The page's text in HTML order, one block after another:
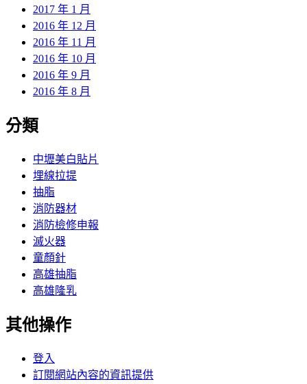
2017 年 1 月
2016 年 12 月
2016 年 11 月
2016 年 10 月
2016 年 9 月
2016 年 8 月
分類
中壢美白貼片
埋線拉提
抽脂
消防器材
消防檢修申報
滅火器
童顏針
高雄抽脂
高雄隆乳
其他操作
登入
訂閱網站內容的資訊提供